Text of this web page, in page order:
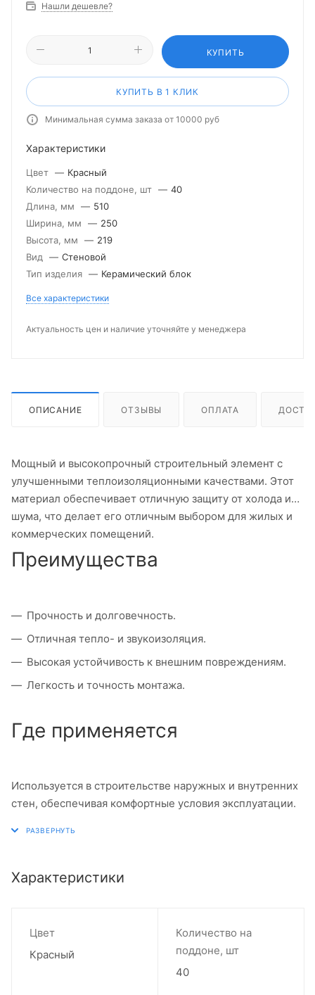
Нашли дешевле?
КУПИТЬ
КУПИТЬ В 1 КЛИК
Минимальная сумма заказа от 10000 руб
Характеристики
Цвет — Красный
Количество на поддоне, шт — 40
Длина, мм
— 510
Ширина, мм
— 250
Высота, мм
— 219
Вид
— Стеновой
Тип изделия — Керамический блок
Все характеристики
Актуальность цен и наличие уточняйте у менеджера
ОПИСАНИЕ ОТЗЫВЫ ОПЛАТА
Мощный и высокопрочный строительный элемент с
улучшенными теплоизоляционными качествами. Этот
материал обеспечивает отличную защиту от холода и
шума, что делает его отличным выбором для жилых и
коммерческих помещений.
Преимущества
Прочность и долговечность.
Отличная тепло- и звукоизоляция.
Высокая устойчивость к внешним повреждениям.
Легкость и точность монтажа.
Где применяется
Используется в строительстве наружных и внутренних
стен, обеспечивая комфортные условия эксплуатации.
Характеристики
Цвет
Красный
Количество на
поддоне, шт
40